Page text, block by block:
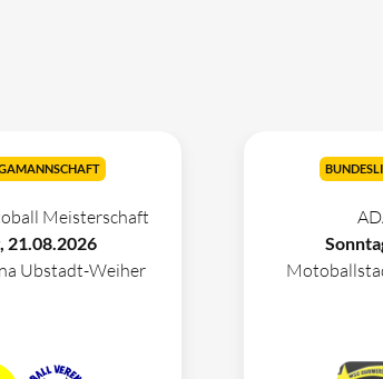
Meisterschaft
21.08.2026
Ubstadt-Weiher